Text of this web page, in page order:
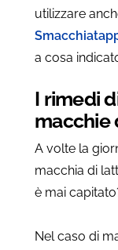
utilizzare
a cosa
I rimedi
macchie
A volte la
macchia di
è mai
Nel caso di